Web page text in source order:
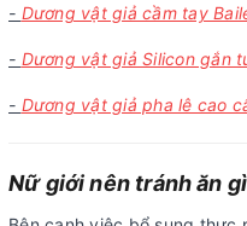
- Dương vật giả cầm tay
- Dương vật giả Silicon gắn
- Dương vật giả pha lê cao
Nữ giới nên tránh ăn